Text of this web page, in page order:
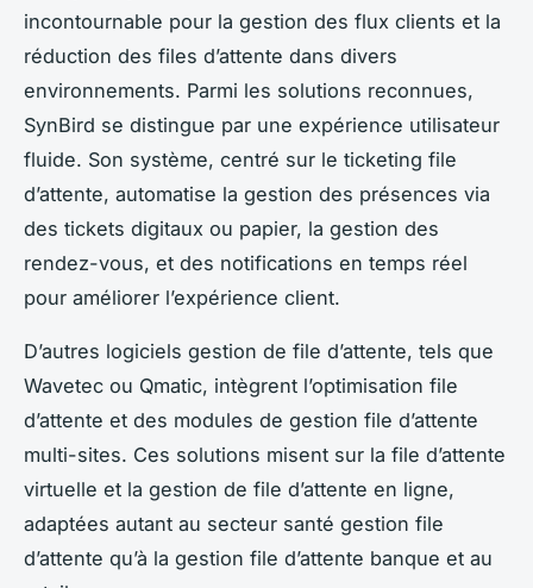
incontournable pour la gestion des flux clients et la
réduction des files d’attente dans divers
environnements. Parmi les solutions reconnues,
SynBird se distingue par une expérience utilisateur
fluide. Son système, centré sur le ticketing file
d’attente, automatise la gestion des présences via
des tickets digitaux ou papier, la gestion des
rendez-vous, et des notifications en temps réel
pour améliorer l’expérience client.
D’autres logiciels gestion de file d’attente, tels que
Wavetec ou Qmatic, intègrent l’optimisation file
d’attente et des modules de gestion file d’attente
multi-sites. Ces solutions misent sur la file d’attente
virtuelle et la gestion de file d’attente en ligne,
adaptées autant au secteur santé gestion file
d’attente qu’à la gestion file d’attente banque et au